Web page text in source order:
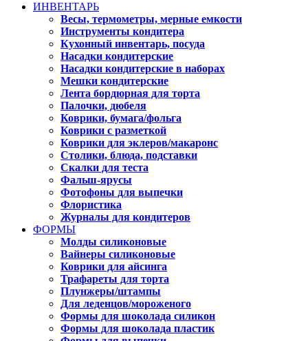
ИНВЕНТАРЬ
Весы, термометры, мерные емкости
Инструменты кондитера
Кухонный инвентарь, посуда
Насадки кондитерские
Насадки кондитерские в наборах
Мешки кондитерские
Лента бордюрная для торта
Палочки, дюбеля
Коврики, бумага/фольга
Коврики с разметкой
Коврики для эклеров/макаронс
Столики, блюда, подставки
Скалки для теста
Фальш-ярусы
Фотофоны для выпечки
Флористика
Журналы для кондитеров
ФОРМЫ
Молды силиконовые
Вайнеры силиконовые
Коврики для айсинга
Трафареты для торта
Плунжеры/штампы
Для леденцов/мороженого
Формы для шоколада силикон
Формы для шоколада пластик